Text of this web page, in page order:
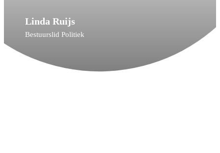
Linda Ruijs
Bestuurslid Politiek